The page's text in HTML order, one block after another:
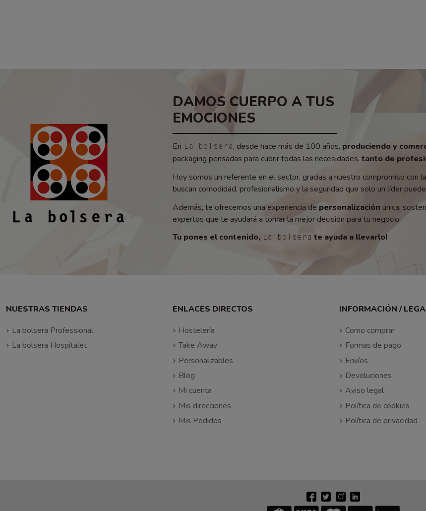
DAMOS CUERPO A TUS
EMOCIONES
En La bolsera, desde hace más de 100 años, produciendo y
packaging pensadas para cubrir todas las necesidades, tanto de
Hoy somos un referente en el sector, gracias a nuestro compromiso con la
buscan comodidad, profesionalismo y la seguridad que solo un líder
Además, te ofrecemos una experiencia de personalización única,
expertos que te ayudará a tomar la mejor decisión para tu negocio.
Tu pones el contenido, La bolsera te ayuda a llevarlo!
NUESTRAS TIENDAS
La bolsera Professional
La bolsera Hospitalet
ENLACES DIRECTOS
Hostelería
Take Away
Personalizables
Blog
Mi cuenta
Mis direcciones
Mis Pedidos
INFORMACIÓN /
Como comprar
Formas de pago
Envíos
Devoluciones
Aviso legal
Política de cookies
Política de privacidad